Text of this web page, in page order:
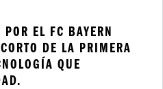
EL FC BAYERN
DE LA PRIMERA
QUE